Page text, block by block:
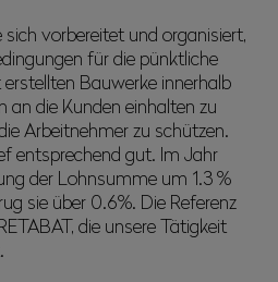
vorbereitet und organisiert,
für die pünktliche
Bauwerke innerhalb
an die Kunden einhalten zu
Arbeitnehmer zu schützen.
entsprechend gut. Im Jahr
der Lohnsumme um 1.3 %
sie über 0.6%. Die Referenz
die unsere Tätigkeit